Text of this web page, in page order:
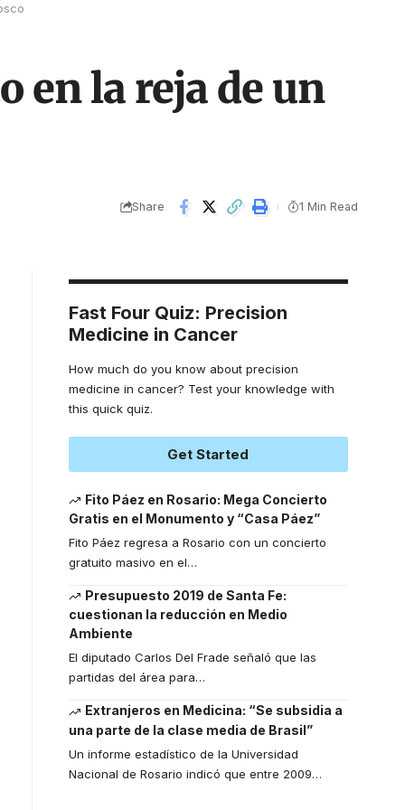
en la reja de un
Share 1 Min Read
Fast Four Quiz: Precision
Medicine in Cancer
How much do you know about precision
medicine in cancer? Test your knowledge with
this quick quiz.
Get Started
Fito Páez en Rosario: Mega Concierto
Gratis en el Monumento y “Casa Páez”
Fito Páez regresa a Rosario con un concierto
gratuito masivo en el…
Presupuesto 2019 de Santa Fe:
cuestionan la reducción en Medio
Ambiente
El diputado Carlos Del Frade señaló que las
partidas del área para…
Extranjeros en Medicina: “Se subsidia a
una parte de la clase media de Brasil”
Un informe estadístico de la Universidad
Nacional de Rosario indicó que entre 2009…